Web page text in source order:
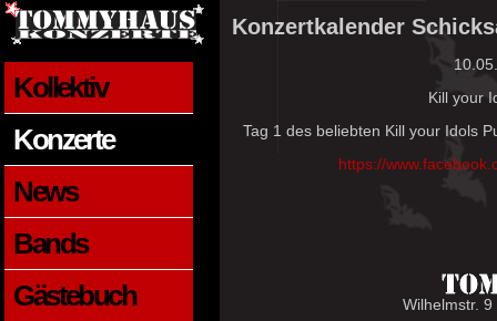
Kollektiv
Konzerte
News
Bands
Gästebuch
Konzertkalender
Kill your
Tag 1 des beliebten Kill your Idols
https://
Wilhelmstr.